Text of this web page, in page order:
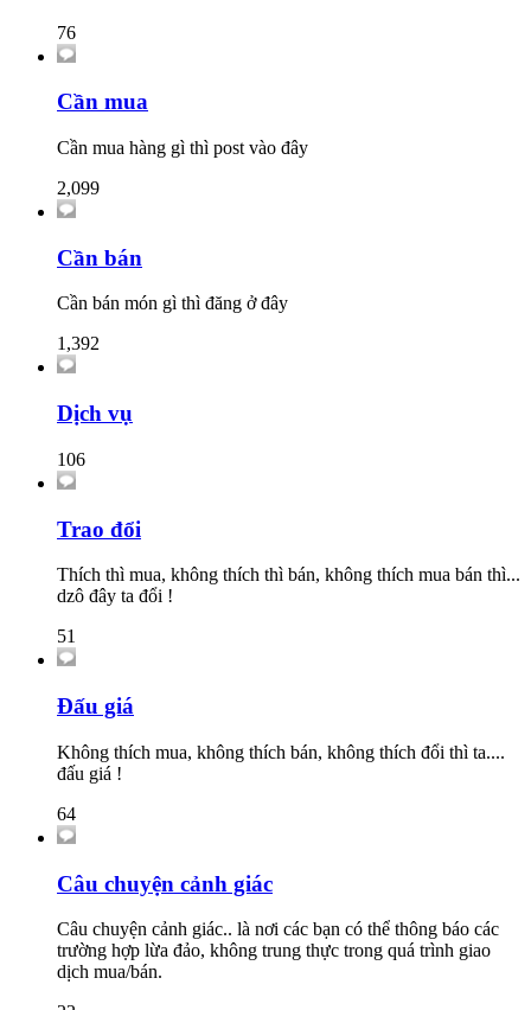
76
Cần mua
Cần mua hàng gì thì post vào đây
2,099
Cần bán
Cần bán món gì thì đăng ở đây
1,392
Dịch vụ
106
Trao đổi
Thích thì mua, không thích thì bán, không thích mua bán thì...
dzô đây ta đổi !
51
Đấu giá
Không thích mua, không thích bán, không thích đổi thì ta....
đấu giá !
64
Câu chuyện cảnh giác
Câu chuyện cảnh giác.. là nơi các bạn có thể thông báo các
trường hợp lừa đảo, không trung thực trong quá trình giao
dịch mua/bán.